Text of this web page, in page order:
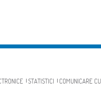
STATISTICI COMUNICARE